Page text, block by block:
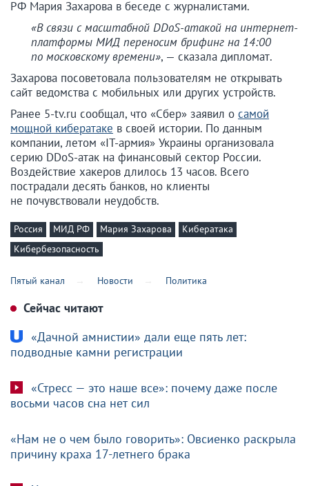
РФ Мария Захарова в беседе с журналистами.
«В связи с масштабной DDoS-атакой на интернет-
платформы МИД переносим брифинг на 14:00
по московскому времени», — сказала дипломат.
Захарова посоветовала пользователям не открывать
сайт ведомства с мобильных или других устройств.
Ранее 5-tv.ru сообщал, что «Сбер» заявил о самой
мощной кибератаке в своей истории. По данным
компании, летом «IT-армия» Украины организовала
серию DDoS-атак на финансовый сектор России.
Воздействие хакеров длилось 13 часов. Всего
пострадали десять банков, но клиенты
не почувствовали неудобств.
Россия МИД РФ Мария Захарова
Кибератака
Кибербезопасность
Пятый канал Новости Политика
Сейчас читают
«Дачной амнистии» дали еще пять лет:
подводные камни регистрации
«Стресс — это наше все»: почему даже после
восьми часов сна нет сил
«Нам не о чем было говорить»: Овсиенко раскрыла
причину краха 17-летнего брака